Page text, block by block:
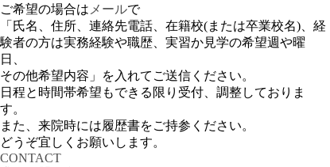
ご希望の場合は メールで
「氏名、住所、連絡先電話、在籍校(または卒業校名)、経
験者の方は実務経験や職歴、実習か見学の希望週や曜
日、
その他希望内容」を入れてご送信ください。
日程と時間帯希望もできる限り受付、調整しておりま
す。
また、来院時には履歴書をご持参ください。
どうぞ宜しくお願いします。
CONTACT